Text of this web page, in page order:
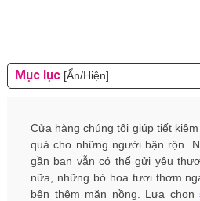
Mục lục [Ẩn/Hiện]
Cửa hàng chúng tôi giúp tiết
quả cho những người bận rộn.
gần bạn vẫn có thể gửi yêu
nữa, những bó hoa tươi thơm
bên thêm mặn nồng. Lựa chọn